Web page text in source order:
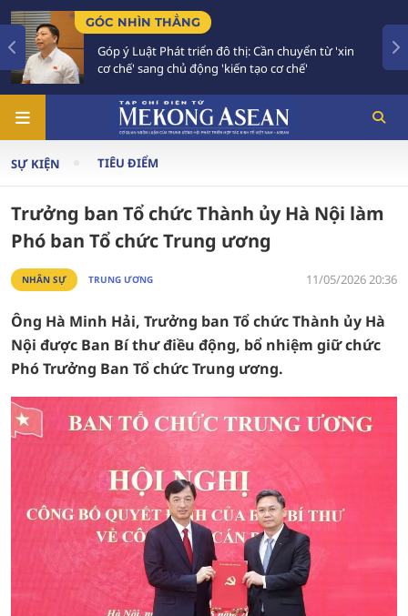
chuyển từ 'xin
cơ chế'
Bế mạc Hội nghị Ngoại giao 33:
vào giai đoạn hành động mới
SỰ KIỆN TIÊU ĐIỂM
Trưởng ban Tổ chức Thành ủy Hà Nội làm
Phó ban Tổ chức Trung ương
NHÂN SỰ TRUNG ƯƠNG 11/05/2026 20:36
Ông Hà Minh Hải, Trưởng ban Tổ chức Thành ủy Hà
Nội được Ban Bí thư điều động, bổ nhiệm giữ chức
Phó Trưởng Ban Tổ chức Trung ương.